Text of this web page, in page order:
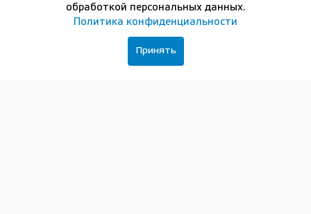
Почта редакции: lsk_gazett@list.ru
обработкой персональных данных.
Политика конфиденциальности
Принять